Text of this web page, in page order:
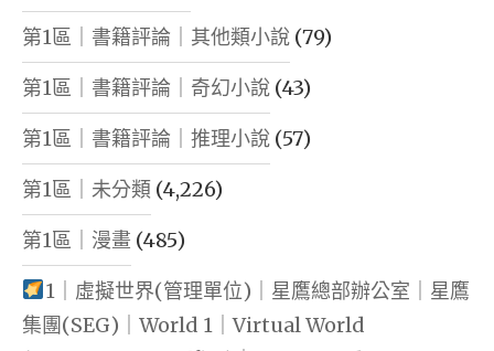
第1區｜書籍評論｜其他類小說 (79)
第1區｜書籍評論｜奇幻小說 (43)
第1區｜書籍評論｜推理小說 (57)
第1區｜未分類 (4,226)
第1區｜漫畫 (485)
1｜虛擬世界(管理單位)｜星鷹總部辦公室｜星鷹
集團(SEG)｜World 1｜Virtual World